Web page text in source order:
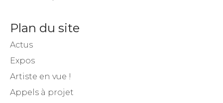
Plan du site
Actus
Expos
Artiste en vue !
Appels à projet